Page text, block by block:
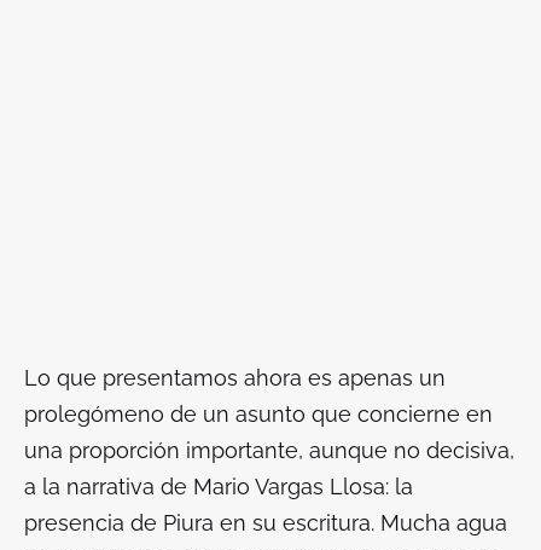
Lo que presentamos ahora es apenas un
prolegómeno de un asunto que concierne en
una proporción importante, aunque no decisiva,
a la narrativa de Mario Vargas Llosa: la
presencia de Piura en su escritura. Mucha agua